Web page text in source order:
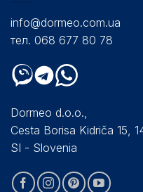
info@dormeo.com.ua
тел. 068 677 80 78
Dormeo d.o.o.,
Cesta Borisa Kidriča 15,
SI - Slovenia